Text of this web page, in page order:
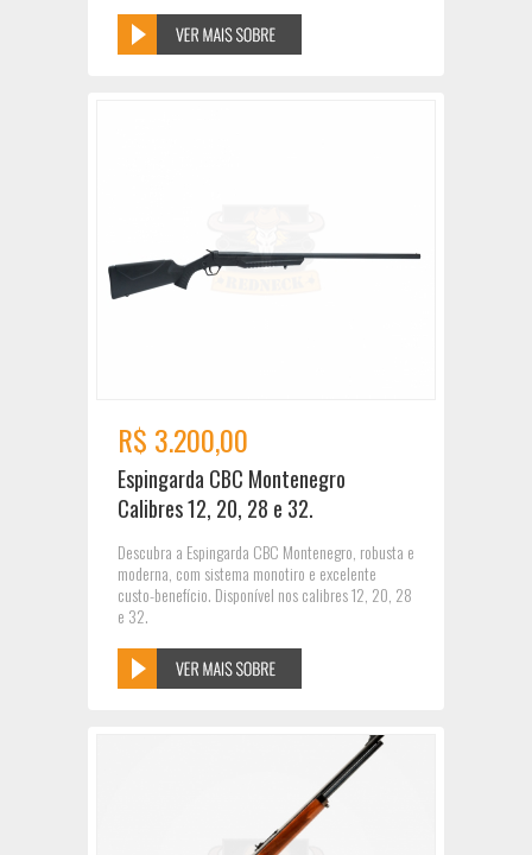
R$ 3.200,00
Espingarda CBC Montenegro
Calibres 12, 20, 28 e 32.
Descubra a Espingarda CBC Montenegro, robusta e
moderna, com sistema monotiro e excelente
custo-benefício. Disponível nos calibres 12, 20, 28
e 32.